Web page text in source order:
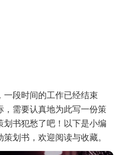
段时间的工作已经结束
，需要认真地为此写一份策
书犯愁了吧！以下是小编
划书，欢迎阅读与收藏。